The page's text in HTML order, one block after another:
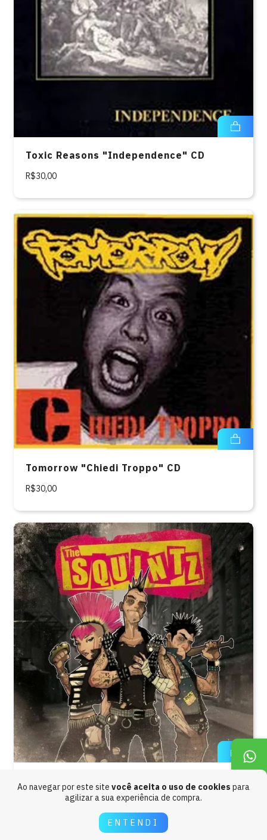
Ao navegar por este site você aceita o uso de cookies para
agilizar a sua experiência de compra.
ENTENDI
Toxic Reasons "Independence" CD
R$30,00
Tomorrow "Chiedi Troppo" CD
R$30,00
The Squintz "The Squintz" CD